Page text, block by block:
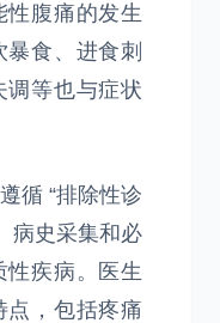
腹痛的发生
食、进食刺
调等也与症状
循 “排除性诊
病史采集和必
疾病。医生
点，包括疼痛